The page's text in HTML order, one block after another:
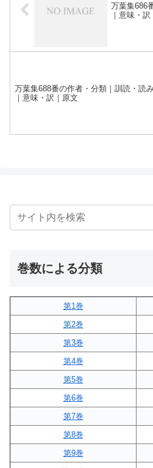
万葉集686
｜意味・
万葉集688番の作者・分類｜訓読・読
｜意味・訳｜原文
巻数による分類
第1巻
第2巻
第3巻
第4巻
第5巻
第6巻
第7巻
第8巻
第9巻